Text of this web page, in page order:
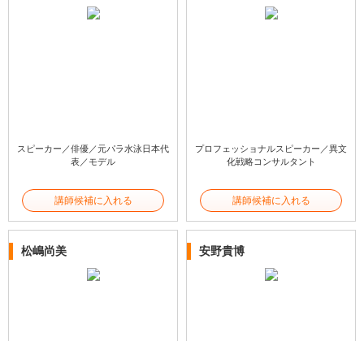
スピーカー／俳優／元パラ水泳日本代
表／モデル
講師候補に入れる
プロフェッショナルスピーカー／異文
化戦略コンサルタント
講師候補に入れる
松嶋尚美 安野貴博